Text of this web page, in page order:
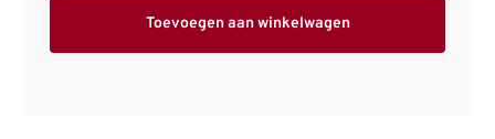
Toevoegen aan winkelwagen